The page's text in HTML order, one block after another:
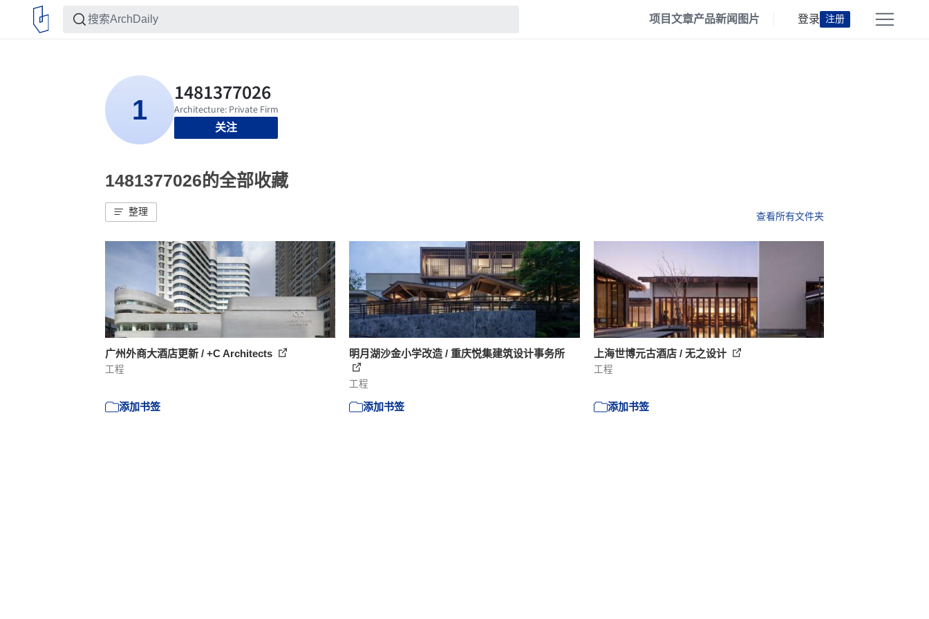
项目文章产品新闻 图片 登录 注册
关注
1481377026的全部收藏
整理 查看所有文件夹
广州外商大酒店更新 / +C Architects
工程
添加书签
明月湖沙金小学改造 / 重庆悦集建筑设计事务所
工程
添加书签
上海世博元古酒店 / 无之设计
工程
添加书签